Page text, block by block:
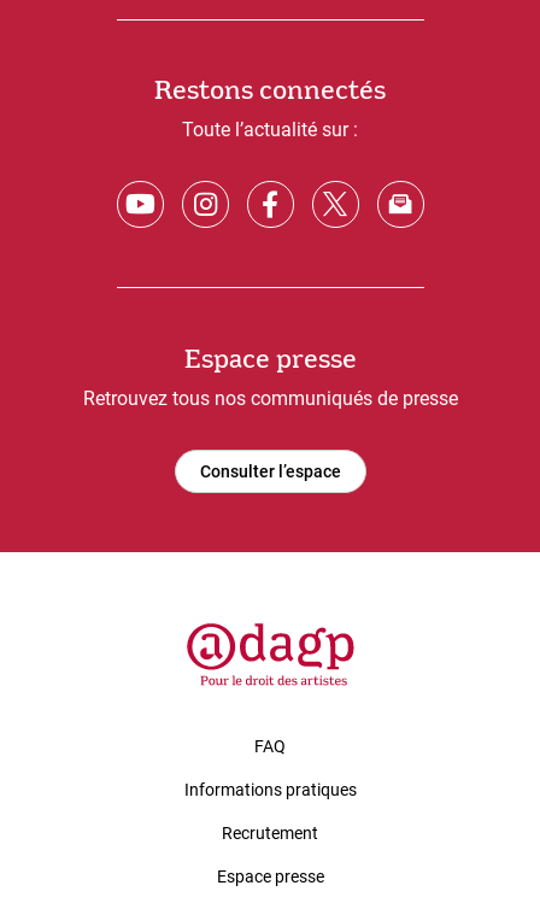
Restons connectés
Toute l’actualité sur :
Espace presse
Retrouvez tous nos communiqués de presse
Consulter l’espace
FAQ
Informations pratiques
Recrutement
Espace presse